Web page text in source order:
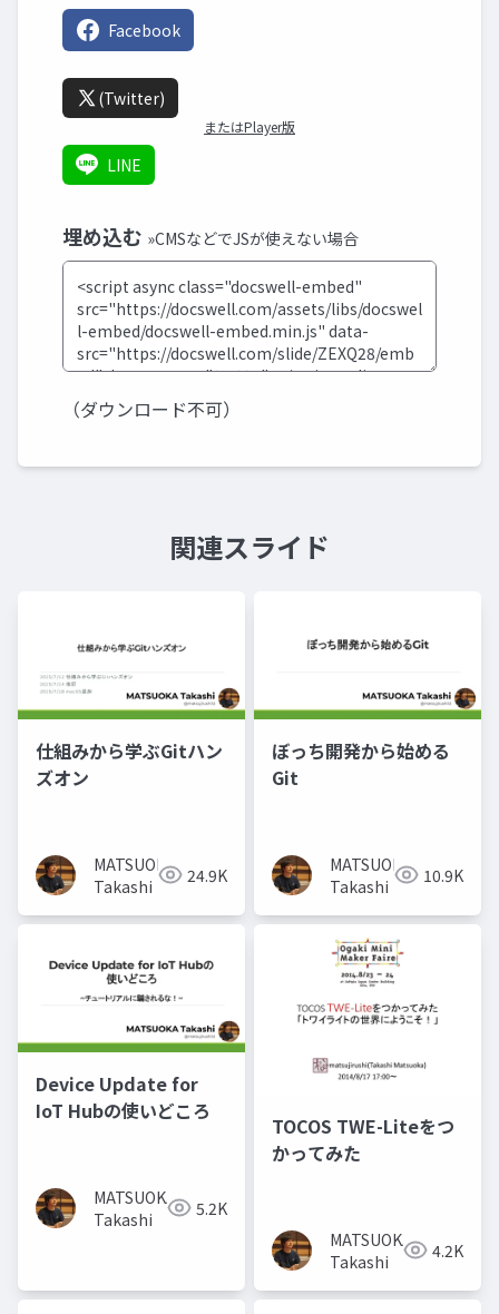
Facebook
(Twitter)
またはPlayer版
LINE
埋め込む »CMSなどでJSが使えない場合
（ダウンロード不可）
関連スライド
仕組みから学ぶGitハン
ズオン
MATSUOKA
Takashi
24.9K
ぼっち開発から始める
Git
MATSUOKA
Takashi
10.9K
Device Update for
IoT Hubの使いどころ
MATSUOKA
Takashi
5.2K
TOCOS TWE-Liteをつ
かってみた
MATSUOKA
Takashi
4.2K